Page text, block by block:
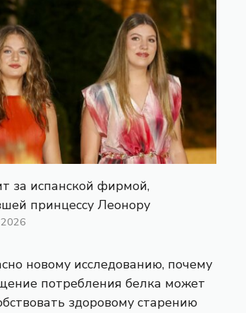
за испанской фирмой,
принцессу Леонору
2026